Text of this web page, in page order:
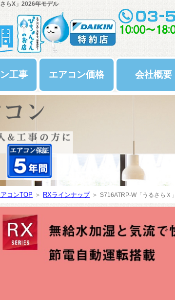
らX」2026年モデル
工事 エアコン価格 会社概要
コンTOP ＞ RXラインナップ＞S716ATRP-W 「うるさらＸ」